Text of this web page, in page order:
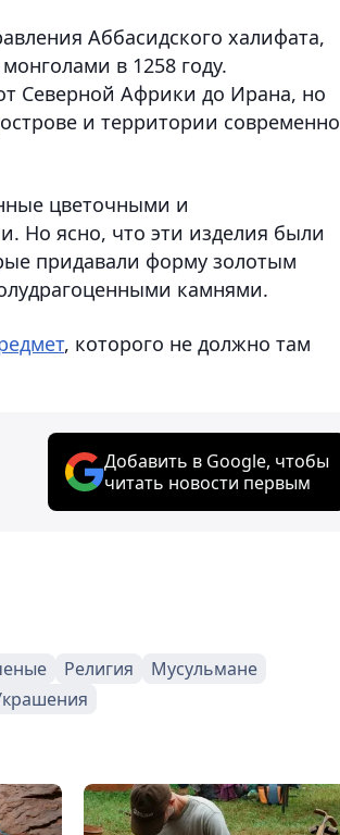
Аббасидского халифата,
в 1258 году.
Северной Африки до Ирана, но
и территории
цветочными и
Но ясно, что эти изделия были
придавали форму золотым
камнями.
, которого не должно там
Добавить в Google, чтобы
читать новости первым
Религия
Мусульмане